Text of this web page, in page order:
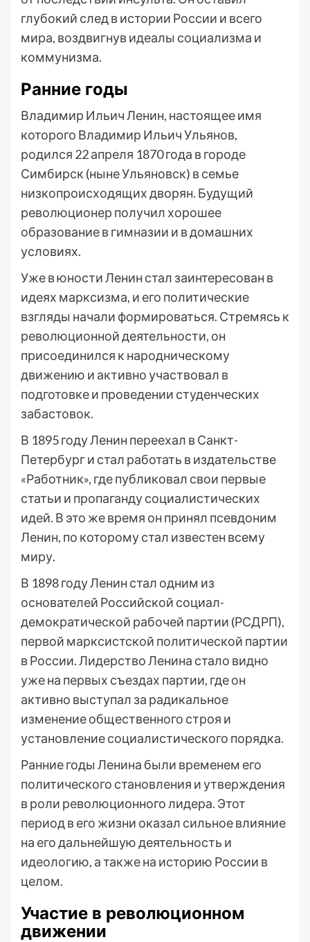
глубокий след в истории России и всего
мира, воздвигнув идеалы социализма и
коммунизма.
Ранние годы
Владимир Ильич Ленин, настоящее имя
которого Владимир Ильич Ульянов,
родился 22 апреля 1870 года в городе
Симбирск (ныне Ульяновск) в семье
низкопроисходящих дворян. Будущий
революционер получил хорошее
образование в гимназии и в домашних
условиях.
Уже в юности Ленин стал заинтересован в
идеях марксизма, и его политические
взгляды начали формироваться. Стремясь к
революционной деятельности, он
присоединился к народническому
движению и активно участвовал в
подготовке и проведении студенческих
забастовок.
В 1895 году Ленин переехал в Санкт-
Петербург и стал работать в издательстве
«Работник», где публиковал свои первые
статьи и пропаганду социалистических
идей. В это же время он принял псевдоним
Ленин, по которому стал известен всему
миру.
В 1898 году Ленин стал одним из
основателей Российской социал-
демократической рабочей партии (РСДРП),
первой марксистской политической партии
в России. Лидерство Ленина стало видно
уже на первых съездах партии, где он
активно выступал за радикальное
изменение общественного строя и
установление социалистического порядка.
Ранние годы Ленина были временем его
политического становления и утверждения
в роли революционного лидера. Этот
период в его жизни оказал сильное влияние
на его дальнейшую деятельность и
идеологию, а также на историю России в
целом.
Участие в революционном
движении